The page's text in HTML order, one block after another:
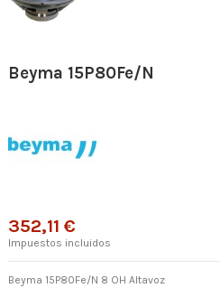
Beyma 15P80Fe/N
352,11 €
Impuestos incluidos
Beyma 15P80Fe/N 8 OH Altavoz